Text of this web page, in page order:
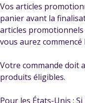
Vos articles
panier avant la
articles
vous aurez
Votre commande doit
produits éligibles.
Pour les États-Unis :